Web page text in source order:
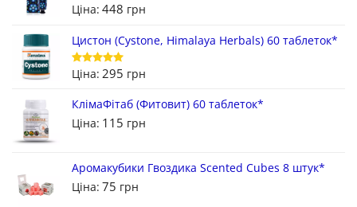
Ціна: 448 грн
Цистон (Cystone, Himalaya Herbals) 60 таблеток*
Оцінено в
з 5
Ціна: 295 грн
КлімаФітаб (Фитовит) 60 таблеток*
Ціна: 115 грн
Аромакубики Гвоздика Scented Cubes 8 штук*
Ціна: 75 грн